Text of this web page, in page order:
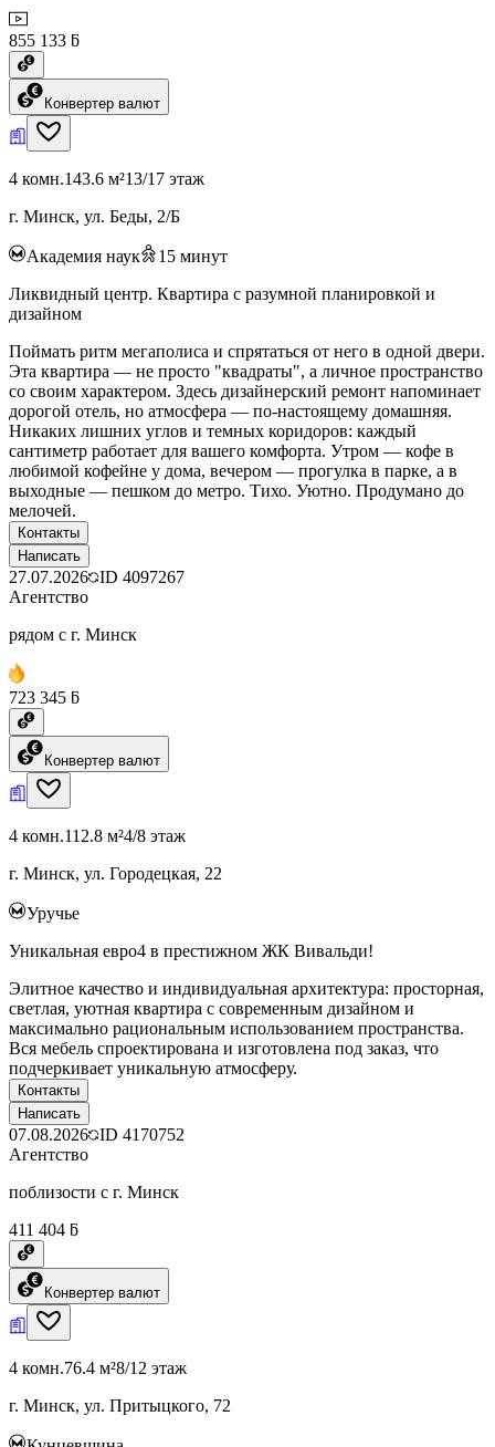
855 133 ƃ
Конвертер валют
4 комн.143.6 м²13/17 этаж
г. Минск, ул. Беды, 2/Б
Академия наук 15 минут
Ликвидный центр. Квартира с разумной планировкой и
дизайном
Поймать ритм мегаполиса и спрятаться от него в одной двери.
Эта квартира — не просто "квадраты", а личное пространство
со своим характером. Здесь дизайнерский ремонт напоминает
дорогой отель, но атмосфера — по-настоящему домашняя.
Никаких лишних углов и темных коридоров: каждый
сантиметр работает для вашего комфорта. Утром — кофе в
любимой кофейне у дома, вечером — прогулка в парке, а в
выходные — пешком до метро. Тихо. Уютно. Продумано до
мелочей.
Контакты
Написать
27.07.2026 ID 4097267
Агентство
рядом с г. Минск
723 345 ƃ
Конвертер валют
4 комн.112.8 м²4/8 этаж
г. Минск, ул. Городецкая, 22
Уручье
Уникальная евро4 в престижном ЖК Вивальди!
Элитное качество и индивидуальная архитектура: просторная,
светлая, уютная квартира с современным дизайном и
максимально рациональным использованием пространства.
Вся мебель спроектирована и изготовлена под заказ, что
подчеркивает уникальную атмосферу.
Контакты
Написать
07.08.2026 ID 4170752
Агентство
поблизости с г. Минск
411 404 ƃ
Конвертер валют
4 комн.76.4 м²8/12 этаж
г. Минск, ул. Притыцкого, 72